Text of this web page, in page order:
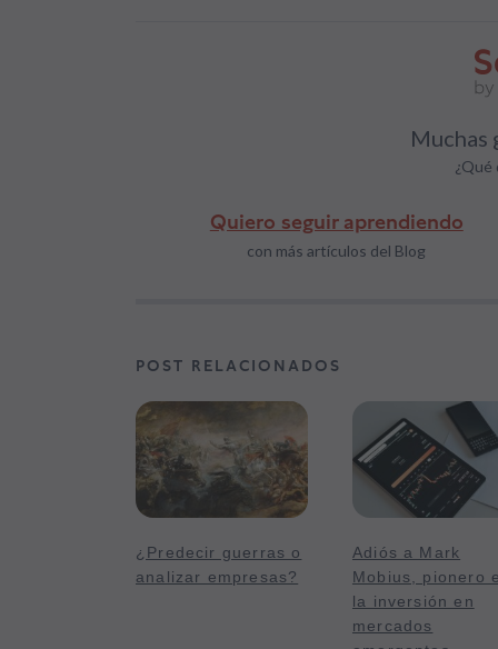
Muchas
¿Qué
Quiero seguir aprendiendo
con más artículos del Blog
POST RELACIONADOS
¿Predecir guerras o
analizar empresas?
Adiós a Mark
Mobius, pionero
la inversión en
mercados